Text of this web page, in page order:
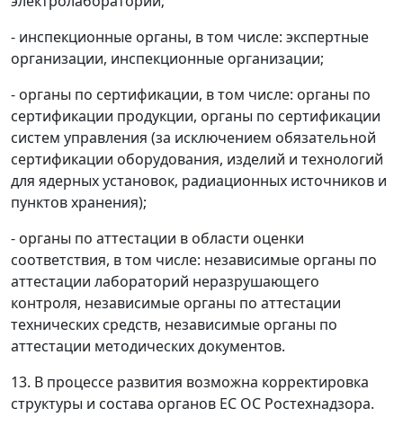
- инспекционные органы, в том числе: экспертные
организации, инспекционные организации;
- органы по сертификации, в том числе: органы по
сертификации продукции, органы по сертификации
систем управления (за исключением обязательной
сертификации оборудования, изделий и технологий
для ядерных установок, радиационных источников и
пунктов хранения);
- органы по аттестации в области оценки
соответствия, в том числе: независимые органы по
аттестации лабораторий неразрушающего
контроля, независимые органы по аттестации
технических средств, независимые органы по
аттестации методических документов.
13. В процессе развития возможна корректировка
структуры и состава органов ЕС ОС Ростехнадзора.